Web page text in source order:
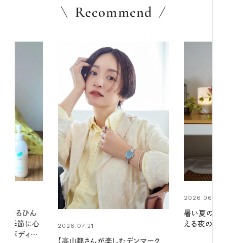
Recommend
2026.06.01
える夜の爽やかご褒美ケア
2026.07.24
夏の髪と心
る【大人気の